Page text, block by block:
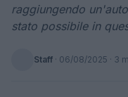
raggiungendo
stato possibile in
Staff · 06/08/2025 · 3